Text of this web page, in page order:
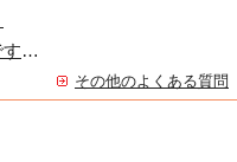
代金の支払いはどのような方法ですか？
その他のよくある質問